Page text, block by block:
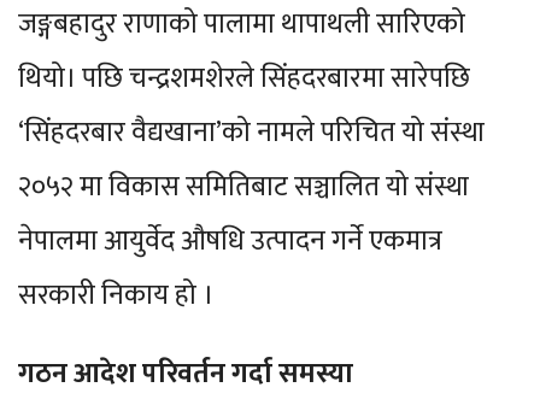
जङ्गबहादुर राणाको पालामा थापाथली सारिएको
थियो। पछि चन्द्रशमशेरले सिंहदरबारमा सारेपछि
‘सिंहदरबार वैद्यखाना’को नामले परिचित यो संस्था
२०५२ मा विकास समितिबाट सञ्चालित यो संस्था
नेपालमा आयुर्वेद औषधि उत्पादन गर्ने एकमात्र
सरकारी निकाय हो ।
गठन आदेश परिवर्तन गर्दा समस्या